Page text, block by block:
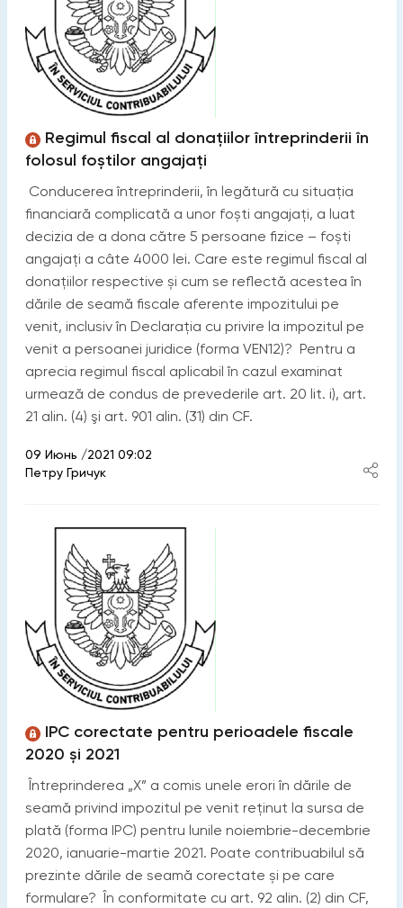
Regimul fiscal al donațiilor întreprinderii în
folosul foștilor angajați
Conducerea întreprinderii, în legătură cu situația
financiară complicată a unor foști angajați, a luat
decizia de a dona către 5 persoane fizice – foști
angajați a câte 4000 lei. Care este regimul fiscal al
donațiilor respective și cum se reflectă acestea în
dările de seamă fiscale aferente impozitului pe
venit, inclusiv în Declarația cu privire la impozitul pe
venit a persoanei juridice (forma VEN12)? Pentru a
aprecia regimul fiscal aplicabil în cazul examinat
urmează de condus de prevederile art. 20 lit. i), art.
21 alin. (4) şi art. 901 alin. (31) din CF.
09 Июнь /2021 09:02
Петру Гричук
IPC corectate pentru perioadele fiscale
2020 și 2021
Întreprinderea „X” a comis unele erori în dările de
seamă privind impozitul pe venit reținut la sursa de
plată (forma IPC) pentru lunile noiembrie-decembrie
2020, ianuarie-martie 2021. Poate contribuabilul să
prezinte dările de seamă corectate și pe care
formulare? În conformitate cu art. 92 alin. (2) din CF,